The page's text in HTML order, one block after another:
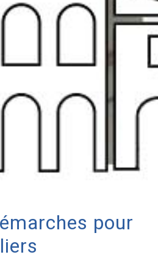
pour